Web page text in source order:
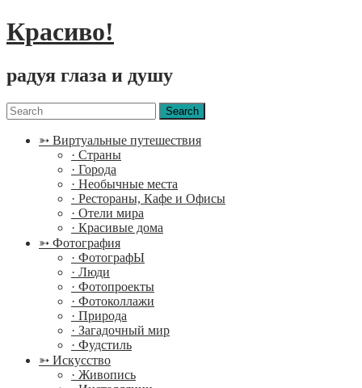
Красиво!
радуя глаза и душу
Menu
Search
for:
➳ Виртуальные путешествия
· Страны
· Города
· Необычные места
· Рестораны, Кафе и Офисы
· Отели мира
· Красивые дома
➳ Фотография
· ФотографЫ
· Люди
· Фотопроекты
· Фотоколлажи
· Природа
· Загадочный мир
· Фудстиль
➳ Искусство
· Живопись